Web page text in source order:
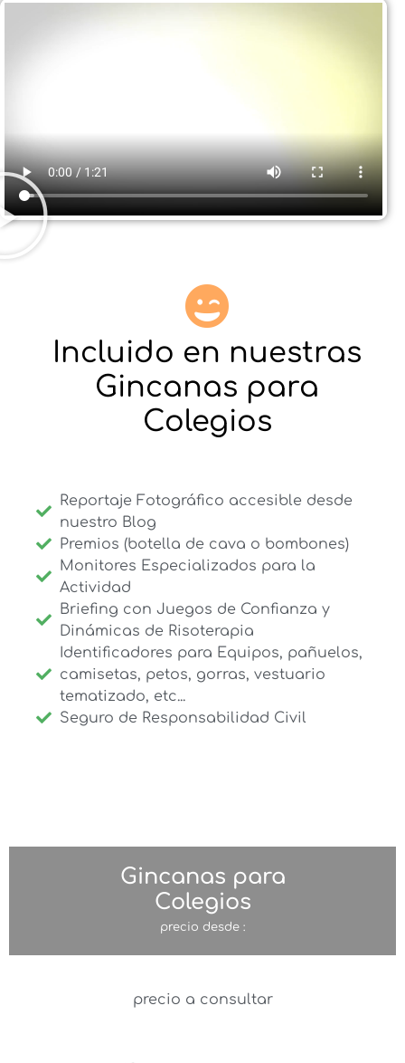
Incluido en nuestras
Gincanas para
Colegios
Reportaje Fotográfico accesible desde
nuestro Blog
Premios (botella de cava o bombones)
Monitores Especializados para la
Actividad
Briefing con Juegos de Confianza y
Dinámicas de Risoterapia
Identificadores para Equipos, pañuelos,
camisetas, petos, gorras, vestuario
tematizado, etc...
Seguro de Responsabilidad Civil
Gincanas para
Colegios
precio desde :
precio a consultar